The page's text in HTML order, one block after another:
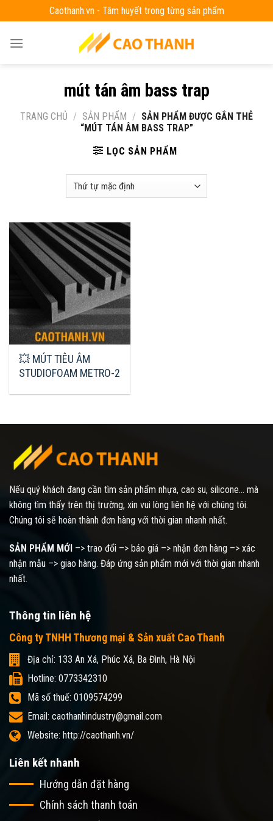
to
content
Caothanh.vn - Tâm huyết trong từng sản phẩm
mút tán âm bass trap
TRANG CHỦ / SẢN PHẨM / SẢN PHẨM ĐƯỢC GẮN THẺ
“MÚT TÁN ÂM BASS TRAP”
LỌC SẢN PHẨM
💥 MÚT TIÊU ÂM
STUDIOFOAM METRO-2
Nếu quý khách đang cần tìm sản phẩm nhựa, cao su, silicone... mà
không tìm thấy trên thị trường, xin vui lòng liên hệ với chúng tôi.
Chúng tôi sẽ hoàn thành đơn hàng với thời gian nhanh nhất.
SẢN PHẨM MỚI –> trao đổi –> báo giá –> nhận đơn hàng –> xác
nhận mẫu –> giao hàng. Đáp ứng sản phẩm mới với thời gian nhanh
nhất.
Thông tin liên hệ
Công ty TNHH Thương mại & Sản xuất Cao Thanh
Địa chỉ: 133 An Xá, Phúc Xá, Ba Đình, Hà Nội
Hotline: 0773342310
Mã số thuế: 0109574299
Email: caothanhindustry@gmail.com
Website: http://caothanh.vn/
Liên kết nhanh
Hướng dẫn đặt hàng
Chính sách thanh toán